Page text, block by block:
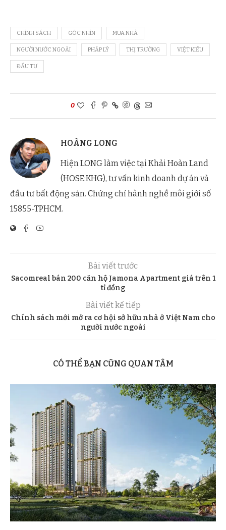
CHÍNH SÁCH GÓC NHÌN MUA NHÀ
NGƯỜI NƯỚC NGOÀI PHÁP LÝ THỊ TRƯỜNG VIỆT KIỀU
ĐẦU TƯ
0
HOÀNG LONG
Hiện LONG làm việc tại Khải Hoàn Land
(HOSE:KHG), tư vấn kinh doanh dự án và
đầu tư bất động sản. Chứng chỉ hành nghề môi giới số
15855-TPHCM.
Bài viết trước
Sacomreal bán 200 căn hộ Jamona Apartment giá trên 1
tỉ đồng
Bài viết kế tiếp
Chính sách mới mở ra cơ hội sở hữu nhà ở Việt Nam cho
người nước ngoài
CÓ THỂ BẠN CŨNG QUAN TÂM